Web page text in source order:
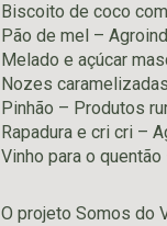
Biscoito de coco
Pão de mel –
Melado e açúcar
Nozes
Pinhão – Produtos
Rapadura e cri cri –
Vinho para o
O projeto Somos do